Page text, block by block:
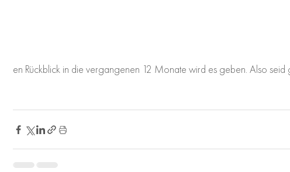
en Rückblick in die vergangenen 12 Monate wird es geben. Also seid